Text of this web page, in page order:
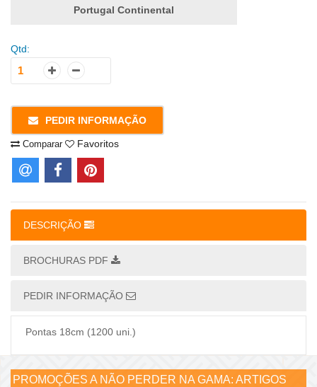
Portugal Continental
Qtd:
PEDIR INFORMAÇÃO
Comparar Favoritos
DESCRIÇÃO
BROCHURAS PDF
PEDIR INFORMAÇÃO
Pontas 18cm (1200 uni.)
PROMOÇÕES A NÃO PERDER NA GAMA: ARTIGOS